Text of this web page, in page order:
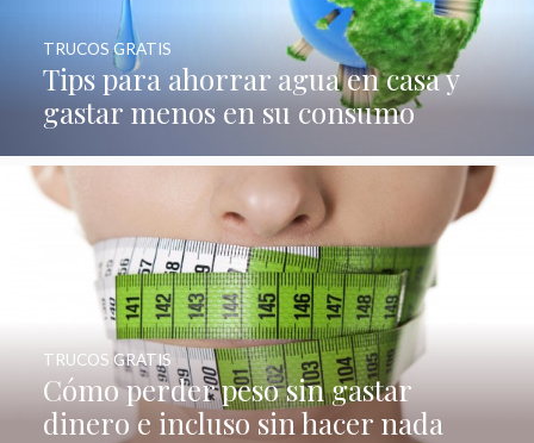
Tips para ahorrar agua en casa y
gastar menos en su consumo
TRUCOS GRATIS
Cómo perder peso sin gastar
dinero e incluso sin hacer nada
TRUCOS GRATIS